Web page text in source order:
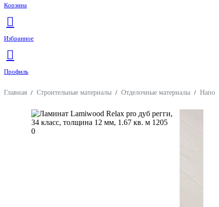
Корзина
Избранное
Профиль
Главная / Строительные материалы / Отделочные материалы /